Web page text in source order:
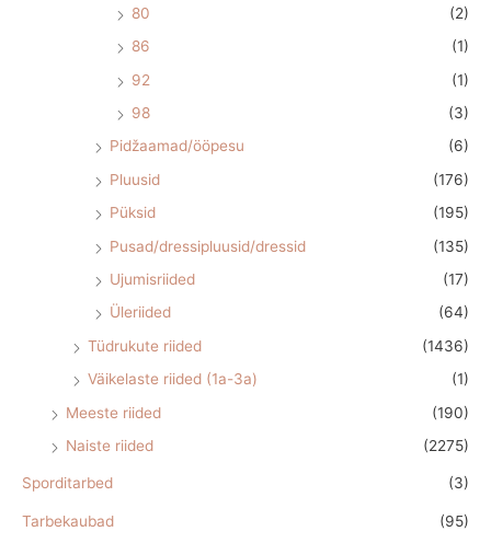
80
(2)
86
(1)
92
(1)
98
(3)
Pidžaamad/ööpesu
(6)
Pluusid
(176)
Püksid
(195)
Pusad/dressipluusid/dressid
(135)
Ujumisriided
(17)
Üleriided
(64)
Tüdrukute riided
(1436)
Väikelaste riided (1a-3a)
(1)
Meeste riided
(190)
Naiste riided
(2275)
Sporditarbed (3)
Tarbekaubad (95)